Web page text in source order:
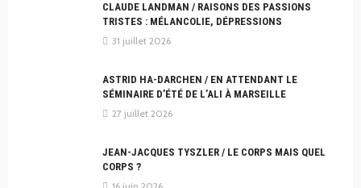
CLAUDE LANDMAN / RAISONS DES PASSIONS
TRISTES : MÉLANCOLIE, DÉPRESSIONS
31 juillet 2026
ASTRID HA-DARCHEN / EN ATTENDANT LE
SÉMINAIRE D’ÉTÉ DE L’ALI À MARSEILLE
27 juillet 2026
JEAN-JACQUES TYSZLER / LE CORPS MAIS QUEL
CORPS ?